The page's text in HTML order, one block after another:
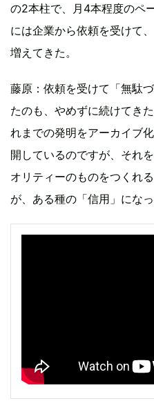
の2本柱で、月4本程度のペ
には企業から依頼を受けて
増えてきた。
藤原：依頼を受けて「無駄
たのも、やめずに続けてき
れまでの発明をアーカイブ
開しているのですが、それ
オリティーのものをつくれ
が、ある種の「信用」にな